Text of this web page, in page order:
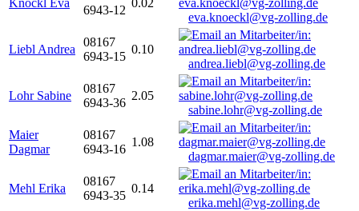
Knöckl Eva
6943-12
0.02
eva.knoeckl@vg-zolling.de
Liebl Andrea
08167
6943-15
0.10
andrea.liebl@vg-zolling.de
Lohr Sabine
08167
6943-36
2.05
sabine.lohr@vg-zolling.de
Maier
Dagmar
08167
6943-16
1.08
dagmar.maier@vg-zolling.de
Mehl Erika
08167
6943-35
0.14
erika.mehl@vg-zolling.de